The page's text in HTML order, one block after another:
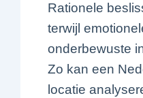
Rationele
terwijl
onderbewuste
Zo kan een
locatie